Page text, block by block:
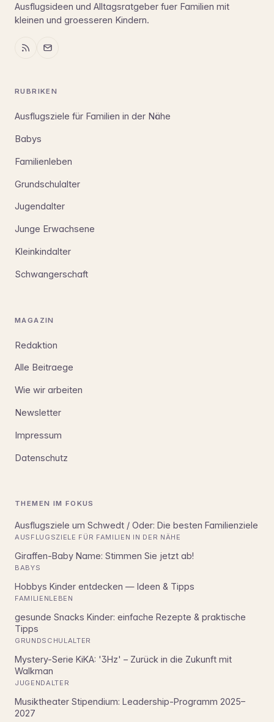
Ausflugsideen und Alltagsratgeber fuer Familien mit
kleinen und groesseren Kindern.
RUBRIKEN
Ausflugsziele für Familien in der Nähe
Babys
Familienleben
Grundschulalter
Jugendalter
Junge Erwachsene
Kleinkindalter
Schwangerschaft
MAGAZIN
Redaktion
Alle Beitraege
Wie wir arbeiten
Newsletter
Impressum
Datenschutz
THEMEN IM FOKUS
Ausflugsziele um Schwedt / Oder: Die besten Familienziele
AUSFLUGSZIELE FÜR FAMILIEN IN DER NÄHE
Giraffen-Baby Name: Stimmen Sie jetzt ab!
BABYS
Hobbys Kinder entdecken — Ideen & Tipps
FAMILIENLEBEN
gesunde Snacks Kinder: einfache Rezepte & praktische
Tipps
GRUNDSCHULALTER
Mystery-Serie KiKA: '3Hz' – Zurück in die Zukunft mit
Walkman
JUGENDALTER
Musiktheater Stipendium: Leadership-Programm 2025–
2027